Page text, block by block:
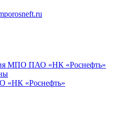
МПО ПАО «НК «Роснефть»
«Роснефть»